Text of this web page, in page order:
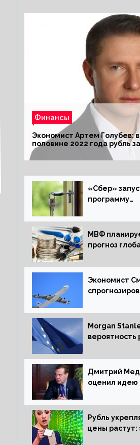
Финансы
Экономист Артем Голубев:
половине 2022 года рубль
комфортный курс
«Сбер»
программу
ипотечных
МВФ
прогноз
следующем
Экономист
авиабилетов
Morgan
вероятность
Дмитрий
оценил идею
блокадникам
Рубль
цены растут: